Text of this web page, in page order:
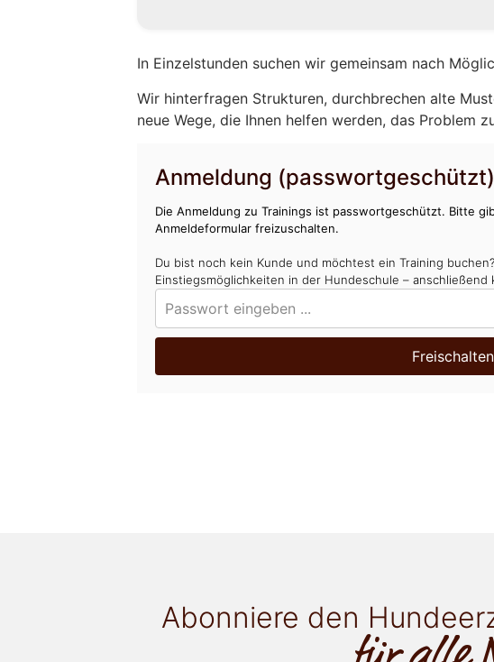
In Einzelstunden suchen wir gemeinsam nach
Wir hinterfragen Strukturen, durchbrechen alte
neue Wege, die Ihnen helfen werden, das Problem
Anmeldung (passwortgeschützt)
Die Anmeldung zu Trainings ist passwortgeschützt. Bitte
Anmeldeformular freizuschalten.
Du bist noch kein Kunde und möchtest ein Training
Einstiegsmöglichkeiten in der Hundeschule –
Freischalten
Abonniere den